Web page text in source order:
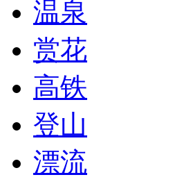
温泉
赏花
高铁
登山
漂流